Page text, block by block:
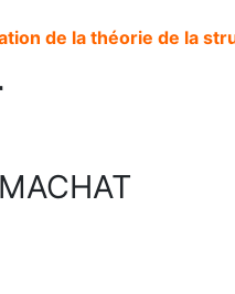
de la théorie de la